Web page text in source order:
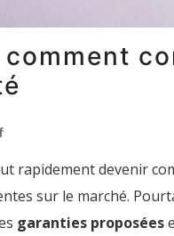
on
:
comparer
services
rapidement devenir
sur le marché.
garanties proposées